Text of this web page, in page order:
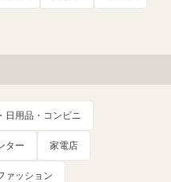
日用品・コンビニ
ター 家電店
ァッション